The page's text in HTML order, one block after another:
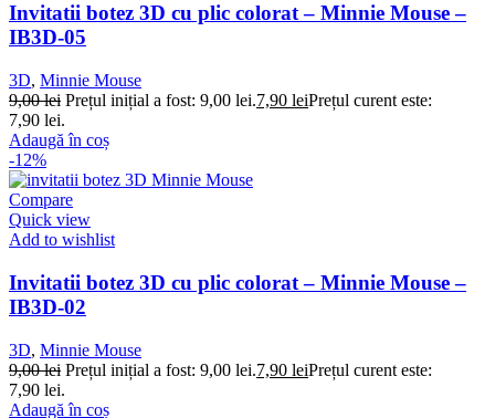
Invitatii botez 3D cu plic colorat – Minnie Mouse –
IB3D-05
3D, Minnie Mouse
9,00lei Prețul inițial a fost: 9,00 lei.7,90 leiPrețul curent este:
7,90 lei.
Adaugă în coș
-12%
Compare
Quick view
Add to wishlist
Invitatii botez 3D cu plic colorat – Minnie Mouse –
IB3D-02
3D, Minnie Mouse
9,00lei Prețul inițial a fost: 9,00 lei.7,90 leiPrețul curent este:
7,90 lei.
Adaugă în coș